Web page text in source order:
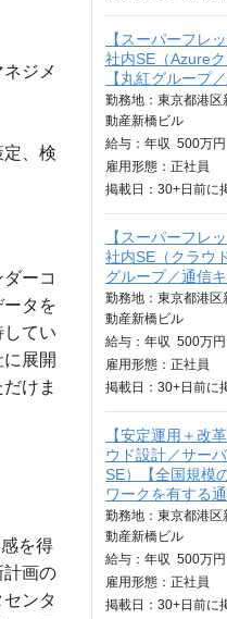
検
ーコ
タを
てい
展開
けま
を得
計画の
ンタ
【スーパーフレ
社内SE（Azure
【丸紅グループ
勤務地：東京都港
動産新橋ビル
給与： 年収 500万
雇用形態：正社員
掲載日： 30+日 前に
【スーパーフレ
社内SE（クラウ
グループ／通信キ
勤務地：東京都港
動産新橋ビル
給与： 年収 500万
雇用形態：正社員
掲載日： 30+日 前に
【安定運用＋改
ウド設計／サー
SE）【全国規模
ワークを有する
勤務地：東京都港
動産新橋ビル
給与： 年収 500万
雇用形態：正社員
掲載日： 30+日 前に